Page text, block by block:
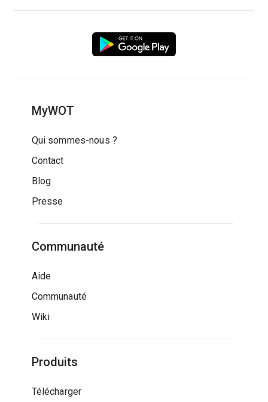
MyWOT
Qui sommes-nous ?
Contact
Blog
Presse
Communauté
Aide
Communauté
Wiki
Produits
Télécharger